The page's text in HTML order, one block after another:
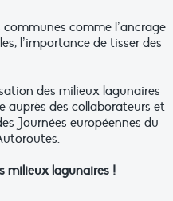
comme l’ancrage
l’importance de tisser des
des milieux lagunaires
auprès des collaborateurs et
Journées européennes du
milieux lagunaires !